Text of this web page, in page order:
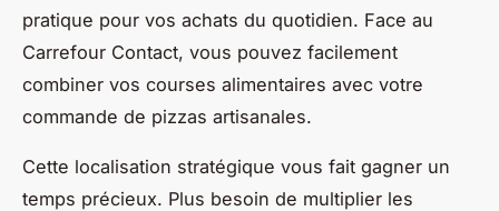
pratique pour vos achats du quotidien. Face au
Carrefour Contact, vous pouvez facilement
combiner vos courses alimentaires avec votre
commande de pizzas artisanales.
Cette localisation stratégique vous fait gagner un
temps précieux. Plus besoin de multiplier les